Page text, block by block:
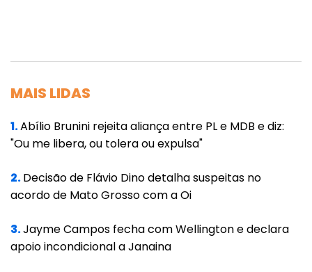
MAIS LIDAS
1.Abílio Brunini rejeita aliança entre PL e MDB e diz:
"Ou me libera, ou tolera ou expulsa"
2.Decisão de Flávio Dino detalha suspeitas no
acordo de Mato Grosso com a Oi
3.Jayme Campos fecha com Wellington e declara
apoio incondicional a Janaina